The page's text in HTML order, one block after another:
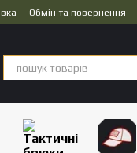
Обмін та повернення